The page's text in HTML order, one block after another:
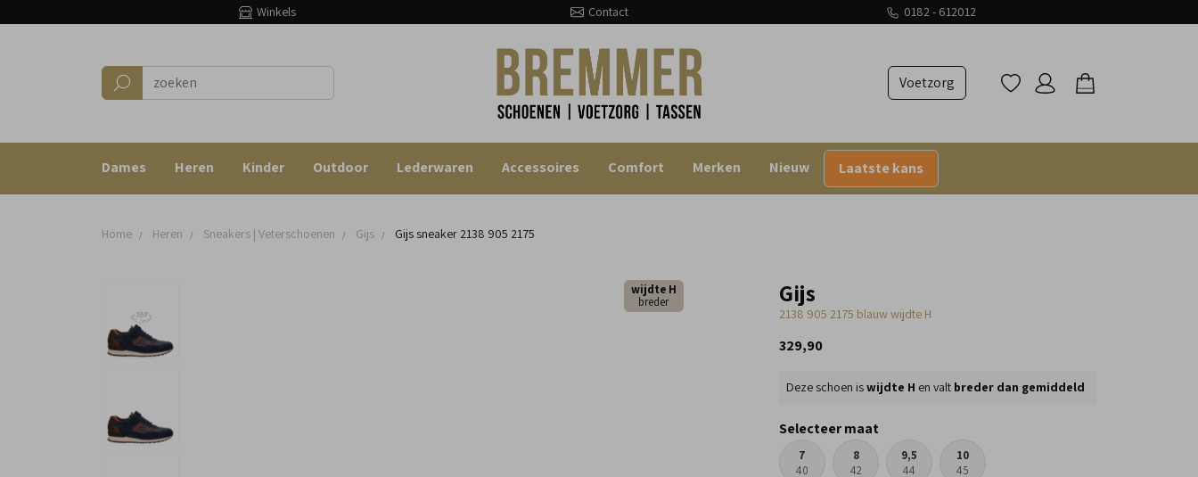
Winkels Contact 0182 - 612012
Voetzorg
Dames Heren Kinder Outdoor Lederwaren Accessoires Comfort Merken Nieuw Laatste kans
Home Heren Sneakers | Veterschoenen Gijs Gijs sneaker 2138 905 2175
wijdte H
breder
Gijs
2138 905 2175 blauw wijdte H
329,90
Deze schoen iswijdte H en valt breder dan gemiddeld
Selecteer maat
7
40
8
42
9,5
44
10
45